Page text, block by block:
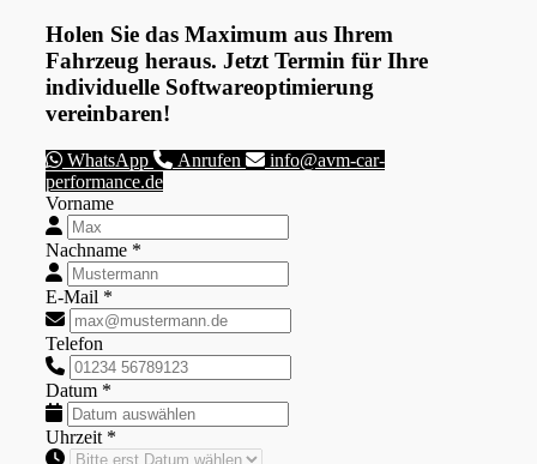
Holen Sie das Maximum aus Ihrem
Fahrzeug heraus. Jetzt Termin für Ihre
individuelle Softwareoptimierung
vereinbaren!
WhatsApp Anrufen
info@avm-car-
performance.de
Vorname
Nachname *
E-Mail *
Telefon
Datum *
Uhrzeit *